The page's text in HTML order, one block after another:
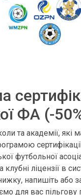
ФА (-
та академії, які
футбольної
ліцензії в
напишіть або
для вас пільгову